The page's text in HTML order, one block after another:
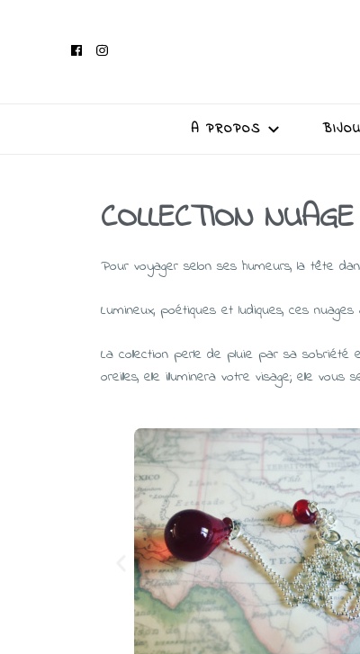
A PROPOS
COLLECTION NUAGE
Pour voyager selon ses humeurs, la tête
Lumineux, poétiques et ludiques, ces
La collection perle de pluie par sa sobriété
oreilles, elle illuminera votre visage; elle